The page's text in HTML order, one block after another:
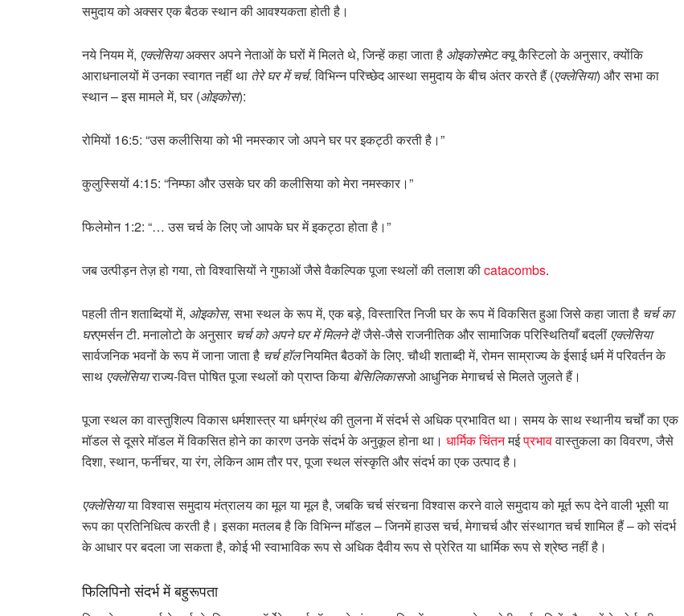
समुदाय को अक्सर एक बैठक स्थान की आवश्यकता होती है।
नये नियम में, एक्लेसियाअक्सर अपने नेताओं के घरों में मिलते थे, जिन्हें कहा जाता है ओइकोसमेट क्यू कैस्टिलो के अनुसार, क्योंकि
आराधनालयों में उनका स्वागत नहीं था तेरे घर में चर्च. विभिन्न परिच्छेद आस्था समुदाय के बीच अंतर करते हैं (एक्लेसिया) और सभा का
स्थान – इस मामले में, घर (ओइकोस):
रोमियों 16:5: “उस कलीसिया को भी नमस्कार जो अपने घर पर इकट्ठी करती है।”
कुलुस्सियों 4:15: “निम्फा और उसके घर की कलीसिया को मेरा नमस्कार।”
फिलेमोन 1:2: “… उस चर्च के लिए जो आपके घर में इकट्ठा होता है।”
जब उत्पीड़न तेज़ हो गया, तो विश्वासियों ने गुफाओं जैसे वैकल्पिक पूजा स्थलों की तलाश कीcatacombs.
पहली तीन शताब्दियों में, ओइकोस,सभा स्थल के रूप में, एक बड़े, विस्तारित निजी घर के रूप में विकसित हुआ जिसे कहा जाता है चर्च का
घरएमर्सन टी. मनालोटो के अनुसार चर्च को अपने घर में मिलने दें!जैसे-जैसे राजनीतिक और सामाजिक परिस्थितियाँ बदलींएक्लेसिया
सार्वजनिक भवनों के रूप में जाना जाता है चर्च हॉलनियमित बैठकों के लिए. चौथी शताब्दी में, रोमन साम्राज्य के ईसाई धर्म में परिवर्तन के
साथ एक्लेसियाराज्य-वित्त पोषित पूजा स्थलों को प्राप्त किया बेसिलिकासजो आधुनिक मेगाचर्च से मिलते जुलते हैं।
पूजा स्थल का वास्तुशिल्प विकास धर्मशास्त्र या धर्मग्रंथ की तुलना में संदर्भ से अधिक प्रभावित था। समय के साथ स्थानीय चर्चों का एक
मॉडल से दूसरे मॉडल में विकसित होने का कारण उनके संदर्भ के अनुकूल होना था। धार्मिक चिंतनमईप्रभाववास्तुकला का विवरण, जैसे
दिशा, स्थान, फर्नीचर, या रंग, लेकिन आम तौर पर, पूजा स्थल संस्कृति और संदर्भ का एक उत्पाद है।
एक्लेसियाया विश्वास समुदाय मंत्रालय का मूल या मूल है, जबकि चर्च संरचना विश्वास करने वाले समुदाय को मूर्त रूप देने वाली भूसी या
रूप का प्रतिनिधित्व करती है। इसका मतलब है कि विभिन्न मॉडल – जिनमें हाउस चर्च, मेगाचर्च और संस्थागत चर्च शामिल हैं – को संदर्भ
के आधार पर बदला जा सकता है, कोई भी स्वाभाविक रूप से अधिक दैवीय रूप से प्रेरित या धार्मिक रूप से श्रेष्ठ नहीं है।
फिलिपिनो संदर्भ में बहुरूपता